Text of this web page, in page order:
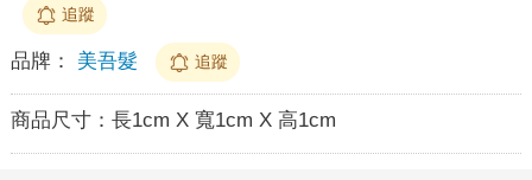
追蹤
品牌： 美吾髮 追蹤
商品尺寸： 長1cm X 寬1cm X 高1cm